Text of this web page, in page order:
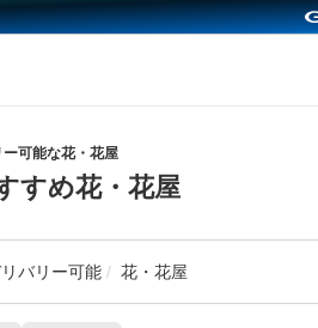
可能な花・花屋
すめ花・花屋
バリー可能 花・花屋